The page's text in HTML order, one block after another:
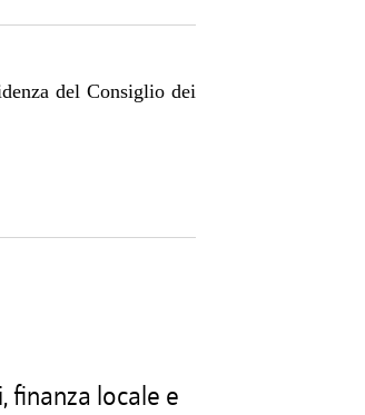
del Consiglio dei
finanza locale e